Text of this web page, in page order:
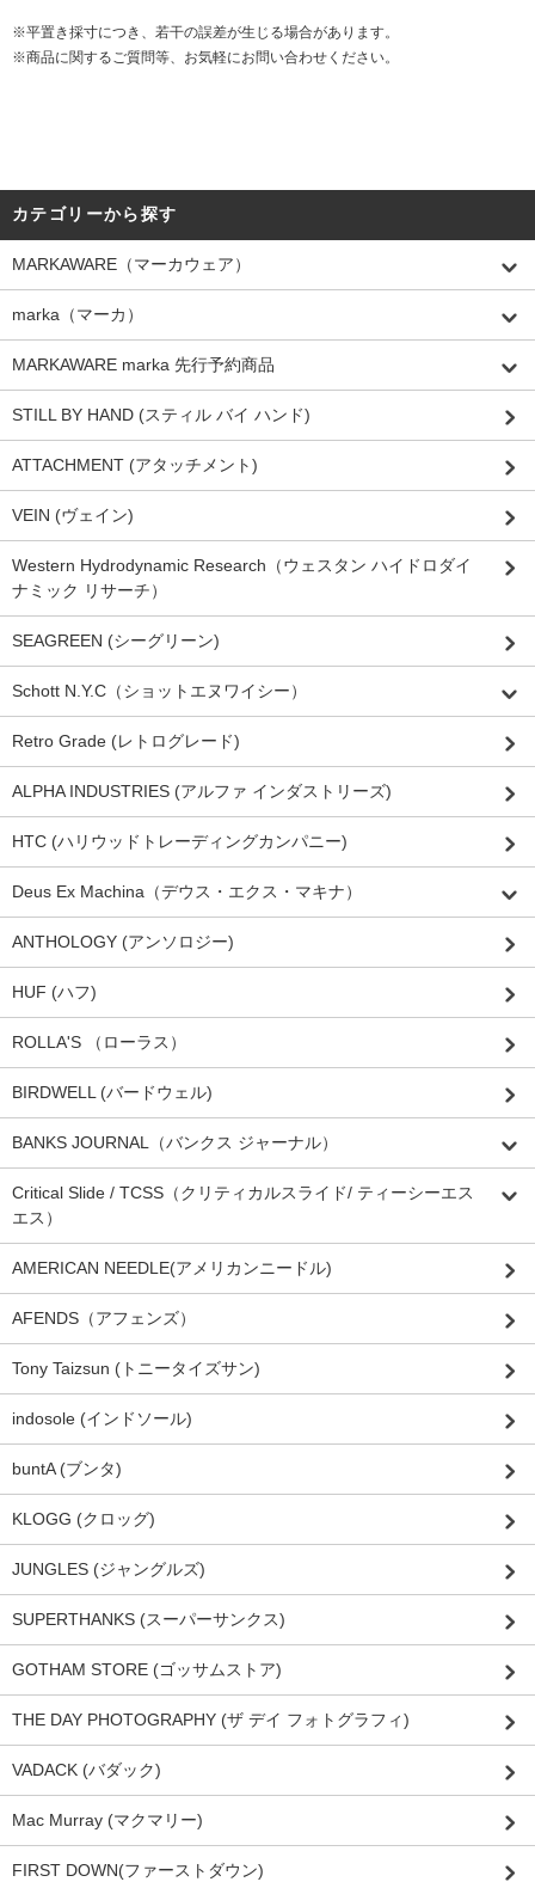
※平置き採寸につき、若干の誤差が生じる場合があります。
※商品に関するご質問等、お気軽にお問い合わせください。
カテゴリーから探す
MARKAWARE（マーカウェア）
marka（マーカ）
MARKAWARE marka 先行予約商品
STILL BY HAND (スティル バイ ハンド)
ATTACHMENT (アタッチメント)
VEIN (ヴェイン)
Western Hydrodynamic Research（ウェスタン ハイドロダイ
ナミック リサーチ）
SEAGREEN (シーグリーン)
Schott N.Y.C（ショットエヌワイシー）
Retro Grade (レトログレード)
ALPHA INDUSTRIES (アルファ インダストリーズ)
HTC (ハリウッドトレーディングカンパニー)
Deus Ex Machina（デウス・エクス・マキナ）
ANTHOLOGY (アンソロジー)
HUF (ハフ)
ROLLA'S （ローラス）
BIRDWELL (バードウェル)
BANKS JOURNAL（バンクス ジャーナル）
Critical Slide / TCSS（クリティカルスライド/ ティーシーエス
エス）
AMERICAN NEEDLE(アメリカンニードル)
AFENDS（アフェンズ）
Tony Taizsun (トニータイズサン)
indosole (インドソール)
buntA (ブンタ)
KLOGG (クロッグ)
JUNGLES (ジャングルズ)
SUPERTHANKS (スーパーサンクス)
GOTHAM STORE (ゴッサムストア)
THE DAY PHOTOGRAPHY (ザ デイ フォトグラフィ)
VADACK (バダック)
Mac Murray (マクマリー)
FIRST DOWN(ファーストダウン)